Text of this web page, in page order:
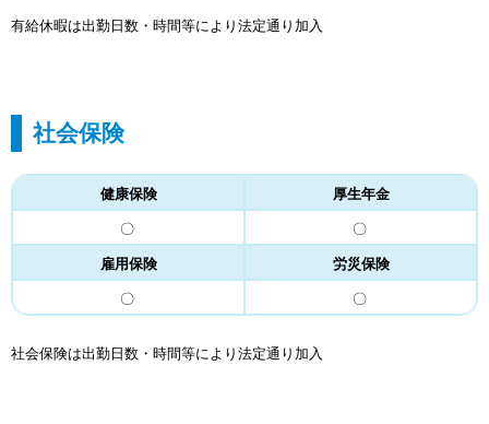
有給休暇は出勤日数・時間等により法定通り加入
社会保険
健康保険 厚生年金
〇 〇
雇用保険 労災保険
〇 〇
社会保険は出勤日数・時間等により法定通り加入